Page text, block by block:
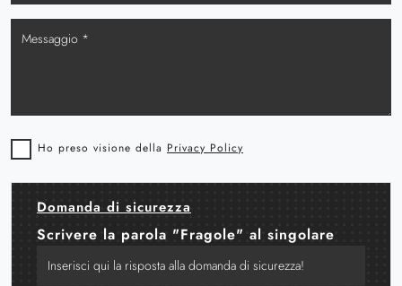
Ho preso visione della Privacy Policy
Domanda di sicurezza
Scrivere la parola "Fragole" al singolare